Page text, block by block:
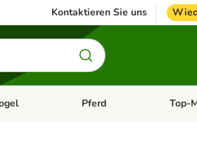
Kontaktieren Sie uns
Menü öffnen: FischKategorie-Menü öffnen:
Pferd Top-